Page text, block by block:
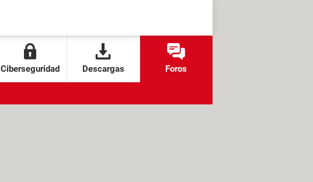
Ciberseguridad Descargas Foros